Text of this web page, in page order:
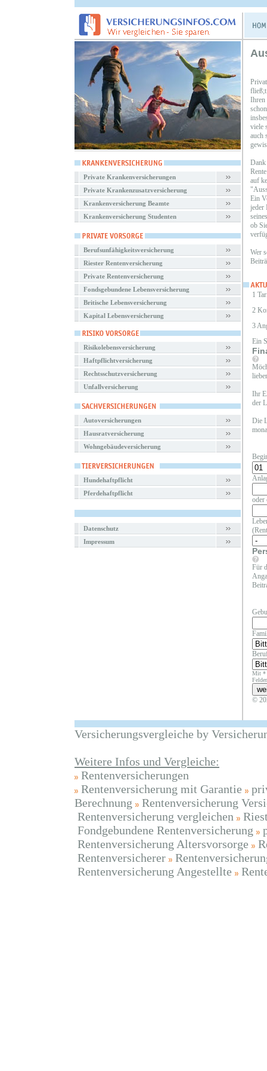
Private Krankenversicherungen
Private Krankenzusatzversicherung
Krankenversicherung Beamte
Krankenversicherung Studenten
Berufsunfähigkeitsversicherung
Riester Rentenversicherung
Private Rentenversicherung
Fondsgebundene Lebensversicherung
Britische Lebensversicherung
Kapital Lebensversicherung
Risikolebensversicherung
Haftpflichtversicherung
Rechtsschutzversicherung
Unfallversicherung
Autoversicherungen
Hausratversicherung
Wohngebäudeversicherung
Hundehaftpflicht
Pferdehaftpflicht
Datenschutz
Impressum
fließ;t
Ihren
viele
auch
Dank
auf
Ein
jeder
ob
Wer
1
2
3
Ein
Ihr
der
Die
oder
Für
Mit *
©
Versicherungsvergleiche by
Weitere Infos und Vergleiche:
Rentenversicherungen
Rentenversicherung mit Garantie
Berechnung
Rentenversicherung
Rentenversicherung vergleichen
Fondgebundene Rentenversicherung
Rentenversicherung Altersvorsorge
Rentenversicherer
Rentenversicherung Angestellte